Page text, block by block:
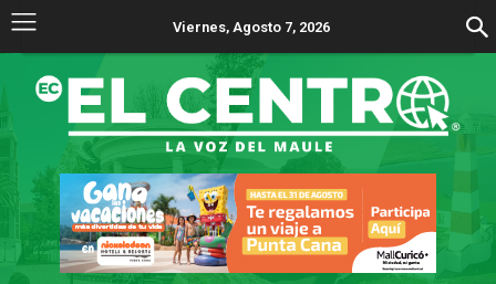
Viernes, Agosto 7, 2026